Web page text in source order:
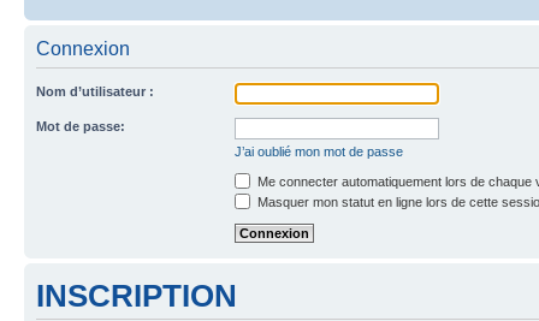
Connexion
Nom d’utilisateur :
Mot de passe:
J’ai oublié mon mot de passe
Me connecter automatiquement lors de chaque
Masquer mon statut en ligne lors de cette
INSCRIPTION